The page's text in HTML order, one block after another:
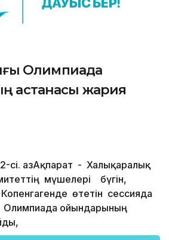
Олимпиада
астанасы жария
сі. ҚазАқпарат - Халықаралық
мүшелері бүгін,
Копенгагенде өтетін сессияда
ойындарының